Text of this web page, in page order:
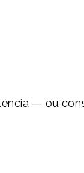
— ou